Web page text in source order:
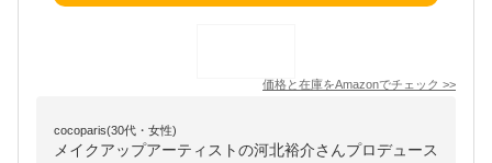
価格と在庫をAmazonでチェック >>
cocoparis(30代・女性)
メイクアップアーティストの河北裕介さんプロデュース